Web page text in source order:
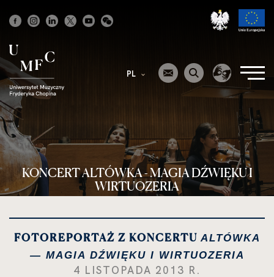
Strona
główna
PL
KONCERT ALTÓWKA - MAGIA DŹWIĘKU I
WIRTUOZERIA
FOTOREPORTAŻ Z KONCERTU ALTÓWKA
— MAGIA DŹWIĘKU I WIRTUOZERIA
4 LISTOPADA 2013 R.